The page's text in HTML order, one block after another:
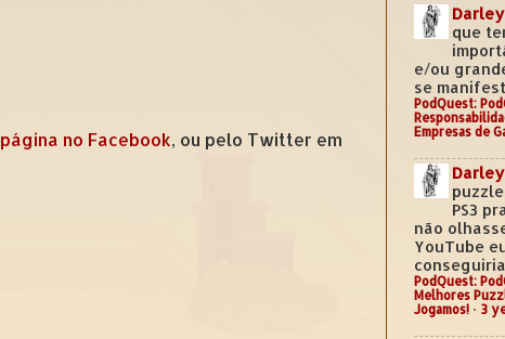
página no Facebook, ou pelo Twitter em
que
e/ou
se
PodQuest:
Empresas de
PS3
não
YouTube
PodQuest:
Melhores
Jogamos! · 3